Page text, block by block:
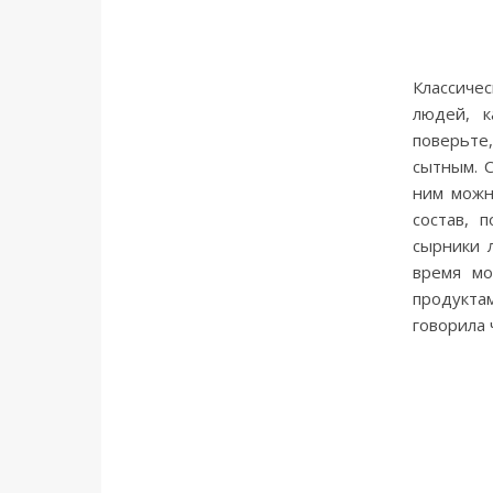
людей,
сытным.
ним
состав,
сырники
время